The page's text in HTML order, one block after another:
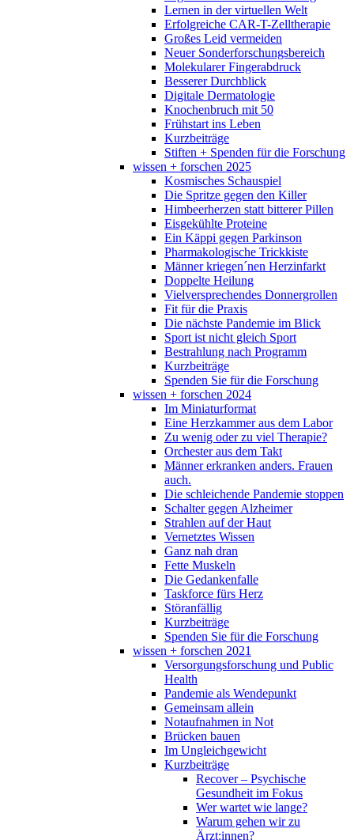
Lernen in der virtuellen Welt
Erfolgreiche CAR-T-Zelltherapie
Großes Leid vermeiden
Neuer Sonderforschungsbereich
Molekularer Fingerabdruck
Besserer Durchblick
Digitale Dermatologie
Knochenbruch mit 50
Frühstart ins Leben
Kurzbeiträge
Stiften + Spenden für die Forschung
wissen + forschen 2025
Kosmisches Schauspiel
Die Spritze gegen den Killer
Himbeerherzen statt bitterer Pillen
Eisgekühlte Proteine
Ein Käppi gegen Parkinson
Pharmakologische Trickkiste
Männer kriegen´nen Herzinfarkt
Doppelte Heilung
Vielversprechendes Donnergrollen
Fit für die Praxis
Die nächste Pandemie im Blick
Sport ist nicht gleich Sport
Bestrahlung nach Programm
Kurzbeiträge
Spenden Sie für die Forschung
wissen + forschen 2024
Im Miniaturformat
Eine Herzkammer aus dem Labor
Zu wenig oder zu viel Therapie?
Orchester aus dem Takt
Männer erkranken anders. Frauen
auch.
Die schleichende Pandemie stoppen
Schalter gegen Alzheimer
Strahlen auf der Haut
Vernetztes Wissen
Ganz nah dran
Fette Muskeln
Die Gedankenfalle
Taskforce fürs Herz
Störanfällig
Kurzbeiträge
Spenden Sie für die Forschung
wissen + forschen 2021
Versorgungsforschung und Public
Health
Pandemie als Wendepunkt
Gemeinsam allein
Notaufnahmen in Not
Brücken bauen
Im Ungleichgewicht
Kurzbeiträge
Recover – Psychische
Gesundheit im Fokus
Wer wartet wie lange?
Warum gehen wir zu
Ärzt:innen?